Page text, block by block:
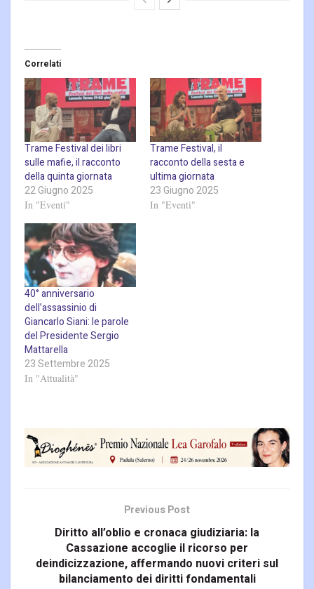
Correlati
Trame Festival dei libri
sulle mafie, il racconto
della quinta giornata
22 Giugno 2025
In "Eventi"
Trame Festival, il
racconto della sesta e
ultima giornata
23 Giugno 2025
In "Eventi"
40° anniversario
dell’assassinio di
Giancarlo Siani: le parole
del Presidente Sergio
Mattarella
23 Settembre 2025
In "Attualità"
Previous Post
Diritto all’oblio e cronaca giudiziaria: la
Cassazione accoglie il ricorso per
deindicizzazione, affermando nuovi criteri sul
bilanciamento dei diritti fondamentali